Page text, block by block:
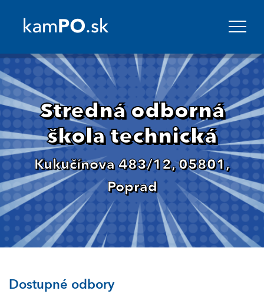
Stredná odborná
škola technická
Kukučínova 483/12, 05801,
Poprad
Dostupné odbory